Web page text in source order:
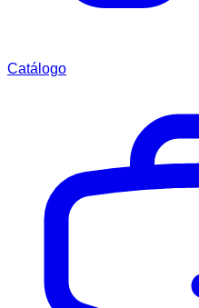
Catálogo